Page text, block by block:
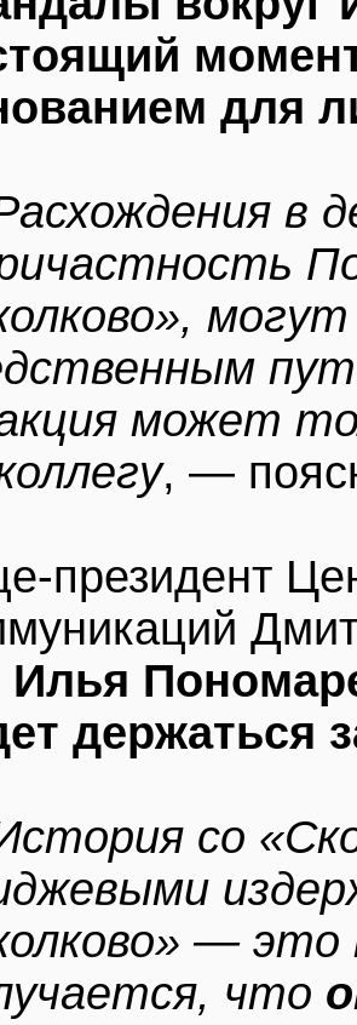
для
в
может
, —
президент
Илья
держаться
со
— это
что